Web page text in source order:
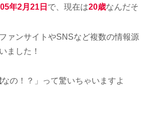
年2月21日 で、現在は20歳なんだそ
ァンサイトやSNSなど複数の情報源
ました！
なの！？」って驚いちゃいますよ